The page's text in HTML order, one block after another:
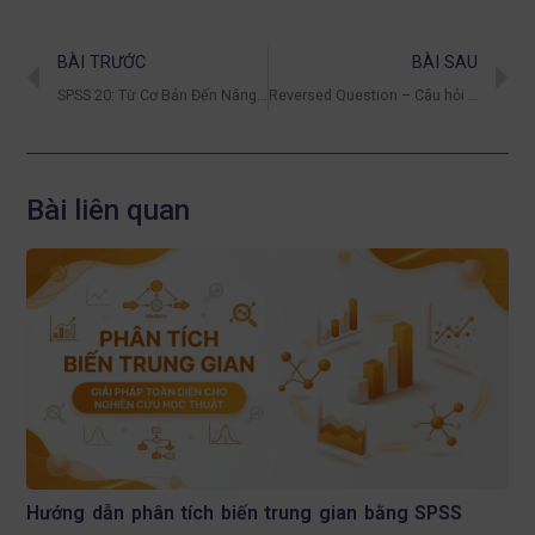
BÀI TRƯỚC
SPSS 20: Từ Cơ Bản Đến Nâng Cao (Kèm Ví Dụ)
BÀI SAU
Reversed Question – Câu hỏi đảo ngược trong khảo sát và cách mã hóa trong SPSS
Bài liên quan
Hướng dẫn phân tích biến trung gian bằng SPSS